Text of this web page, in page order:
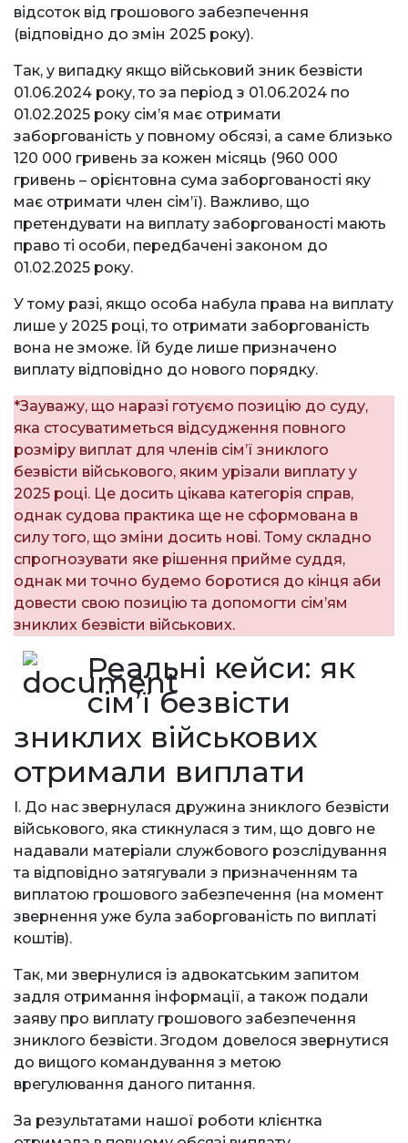
відсоток від грошового забезпечення
(відповідно до змін 2025 року).
Так, у випадку якщо військовий зник безвісти
01.06.2024 року, то за період з 01.06.2024 по
01.02.2025 року сім’я має отримати
заборгованість у повному обсязі, а саме близько
120 000 гривень за кожен місяць (960 000
гривень – орієнтовна сума заборгованості яку
має отримати член сім’ї). Важливо, що
претендувати на виплату заборгованості мають
право ті особи, передбачені законом до
01.02.2025 року.
У тому разі, якщо особа набула права на виплату
лише у 2025 році, то отримати заборгованість
вона не зможе. Їй буде лише призначено
виплату відповідно до нового порядку.
*Зауважу, що наразі готуємо позицію до суду,
яка стосуватиметься відсудження повного
розміру виплат для членів сім’ї зниклого
безвісти військового, яким урізали виплату у
2025 році. Це досить цікава категорія справ,
однак судова практика ще не сформована в
силу того, що зміни досить нові. Тому складно
спрогнозувати яке рішення прийме суддя,
однак ми точно будемо боротися до кінця аби
довести свою позицію та допомогти сім’ям
зниклих безвісти військових.
Реальні кейси: як
сім’ї безвісти
зниклих військових
отримали виплати
І. До нас звернулася дружина зниклого безвісти
військового, яка стикнулася з тим, що довго не
надавали матеріали службового розслідування
та відповідно затягували з призначенням та
виплатою грошового забезпечення (на момент
звернення уже була заборгованість по виплаті
коштів).
Так, ми звернулися із адвокатським запитом
задля отримання інформації, а також подали
заяву про виплату грошового забезпечення
зниклого безвісти. Згодом довелося звернутися
до вищого командування з метою
врегулювання даного питання.
За результатами нашої роботи клієнтка